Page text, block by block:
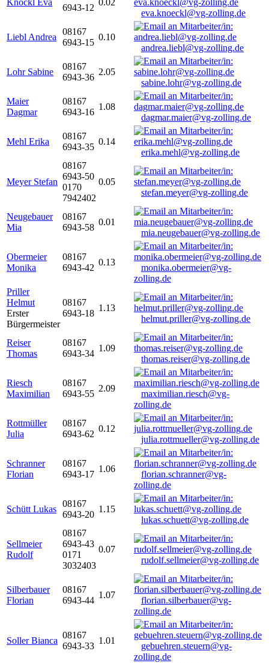
Knöckl Eva
6943-12
0.02
eva.knoeckl@vg-zolling.de
Liebl Andrea
08167
6943-15
0.10
andrea.liebl@vg-zolling.de
Lohr Sabine
08167
6943-36
2.05
sabine.lohr@vg-zolling.de
Maier
Dagmar
08167
6943-16
1.08
dagmar.maier@vg-zolling.de
Mehl Erika
08167
6943-35
0.14
erika.mehl@vg-zolling.de
Meyer Stefan
08167
6943-50
0170
7942402
0.05
stefan.meyer@vg-zolling.de
Neugebauer
Mia
08167
6943-58
0.01
mia.neugebauer@vg-zolling.de
Obermeier
Monika
08167
6943-42
0.13
monika.obermeier@vg-
zolling.de
Priller
Helmut
Erster
Bürgermeister
08167
6943-18
1.13
helmut.priller@vg-zolling.de
Reiser
Thomas
08167
6943-34
1.09
thomas.reiser@vg-zolling.de
Riesch
Maximilian
08167
6943-55
2.09
maximilian.riesch@vg-
zolling.de
Rottmüller
Julia
08167
6943-62
0.12
julia.rottmueller@vg-zolling.de
Schranner
Florian
08167
6943-17
1.06
florian.schranner@vg-
zolling.de
Schütt Lukas
08167
6943-20
1.15
lukas.schuett@vg-zolling.de
Sellmeier
Rudolf
08167
6943-43
0171
3032403
0.07
rudolf.sellmeier@vg-zolling.de
Silberbauer
Florian
08167
6943-44
1.07
florian.silberbauer@vg-
zolling.de
Soller Bianca
08167
6943-33
1.01
gebuehren.steuern@vg-
zolling.de